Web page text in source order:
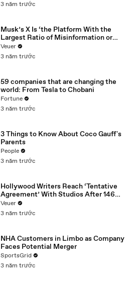
3 năm trước
Musk’s X Is ‘the Platform With the
Largest Ratio of Misinformation or
Disinformation’ Amongst All Social
Media Platforms
Veuer
3 năm trước
59 companies that are changing the
world: From Tesla to Chobani
Fortune
3 năm trước
3 Things to Know About Coco Gauff's
Parents
People
3 năm trước
Hollywood Writers Reach ‘Tentative
Agreement’ With Studios After 146
Day Strike
Veuer
3 năm trước
NHA Customers in Limbo as Company
Faces Potential Merger
SportsGrid
3 năm trước